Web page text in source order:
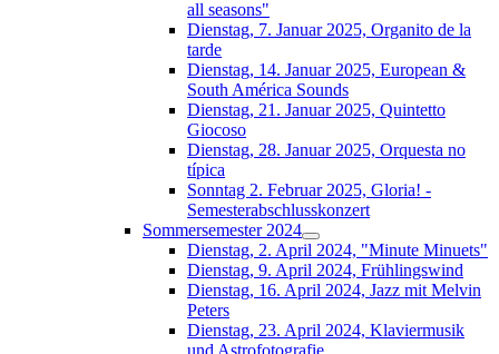
all seasons"
Dienstag, 7. Januar 2025, Organito de la
tarde
Dienstag, 14. Januar 2025, European &
South América Sounds
Dienstag, 21. Januar 2025, Quintetto
Giocoso
Dienstag, 28. Januar 2025, Orquesta no
típica
Sonntag 2. Februar 2025, Gloria! -
Semesterabschlusskonzert
Sommersemester 2024
Dienstag, 2. April 2024, "Minute Minuets"
Dienstag, 9. April 2024, Frühlingswind
Dienstag, 16. April 2024, Jazz mit Melvin
Peters
Dienstag, 23. April 2024, Klaviermusik
und Astrofotografie